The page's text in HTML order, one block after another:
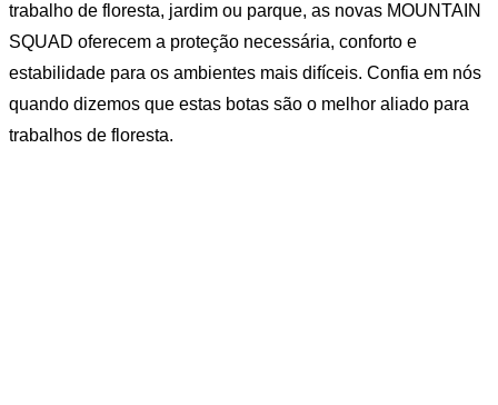
trabalho de floresta, jardim ou parque, as novas MOUNTAIN
SQUAD oferecem a proteção necessária, conforto e
estabilidade para os ambientes mais difíceis. Confia em nós
quando dizemos que estas botas são o melhor aliado para
trabalhos de floresta.